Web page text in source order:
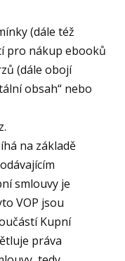
(dále též
pro nákup ebooků
(dále obojí
obsah“ nebo
na základě
smlouvy je
VOP jsou
Kupní
práva